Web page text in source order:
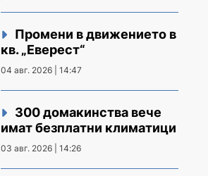
Промени в движението в
кв. „Еверест“
04 авг. 2026 | 14:47
300 домакинства вече
имат безплатни климатици
03 авг. 2026 | 14:26